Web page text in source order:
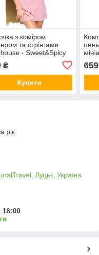
з коміром
та стрінгами
- Sweet&Spicy
₴
Купити
659
рік
Луцьк, Україна
18:00